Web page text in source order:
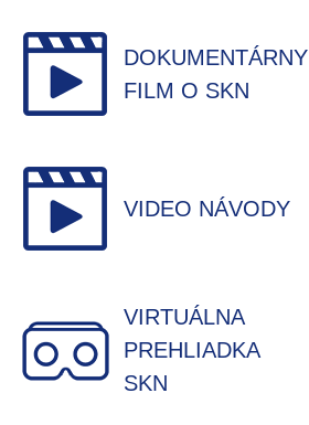
DOKUMENTÁRNY
FILM O SKN
VIDEO NÁVODY
VIRTUÁLNA
PREHLIADKA
SKN